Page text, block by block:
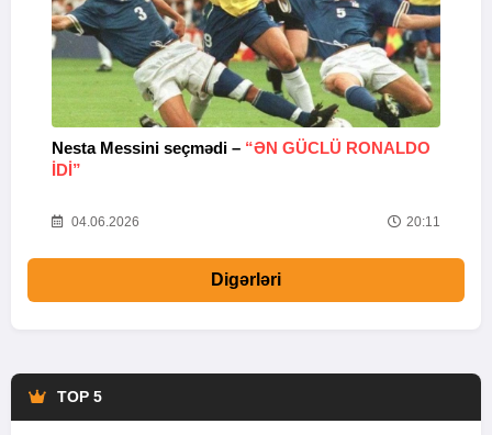
Nesta Messini seçmədi – “ƏN GÜCLÜ RONALDO
IDI”
04.06.2026 20:11
Digərləri
TOP 5